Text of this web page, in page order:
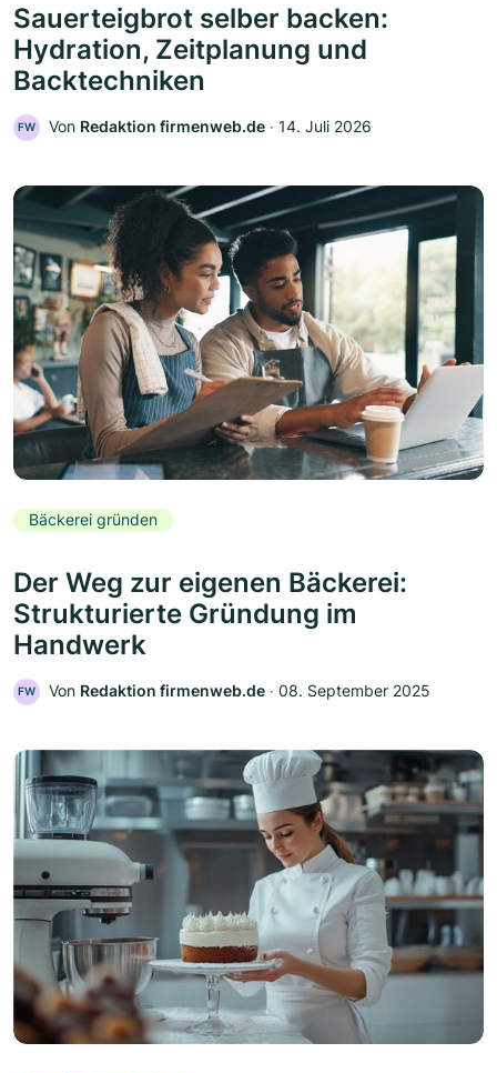
Sauerteigbrot selber backen:
Hydration, Zeitplanung und
Backtechniken
FW Von Redaktion firmenweb.de ‧ 14. Juli 2026
Bäckerei gründen
Der Weg zur eigenen Bäckerei:
Strukturierte Gründung im
Handwerk
FW Von Redaktion firmenweb.de ‧ 08. September 2025